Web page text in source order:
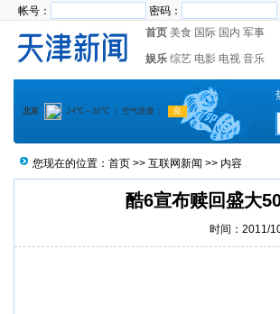
帐号： 密码：
首页 美食 国际 国内 军事
娱乐 综艺 电影 电视 音乐
您现在的位置： 首页 >> 互联网新闻 >> 内容
酷6宣布赎回盛大
时间：2011/